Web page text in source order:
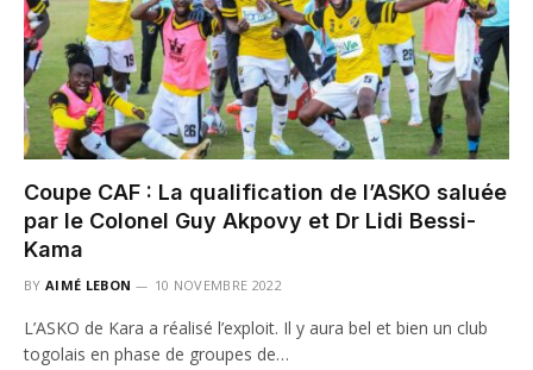
Coupe CAF : La qualification de l’ASKO saluée
par le Colonel Guy Akpovy et Dr Lidi Bessi-
Kama
BY AIMÉ LEBON 10 NOVEMBRE 2022
L’ASKO de Kara a réalisé l’exploit. Il y aura bel et bien un club
togolais en phase de groupes de…